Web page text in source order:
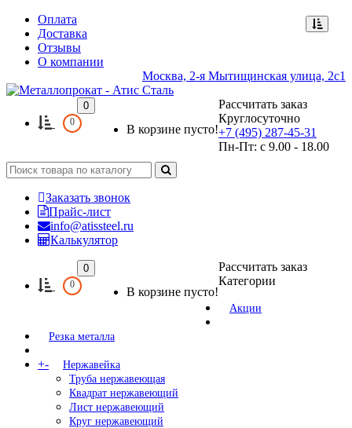
Оплата
Доставка
Отзывы
О компании
Москва, 2-я Мытищинская улица, 2с1
0
0
В корзине пусто!
Рассчитать заказ
Круглосуточно
+7 (495) 287-45-31
Пн-Пт: с 9.00 - 18.00
Заказать звонок
Прайс-лист
info@atissteel.ru
Калькулятор
0
0
В корзине пусто!
Рассчитать заказ
Категории
Акции
Резка металла
+-
Нержавейка
Труба нержавеющая
Квадрат нержавеющий
Лист нержавеющий
Круг нержавеющий